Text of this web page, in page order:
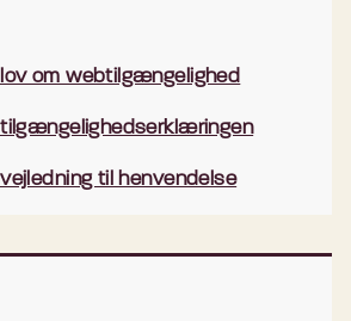
om webtilgængelighed
til henvendelse